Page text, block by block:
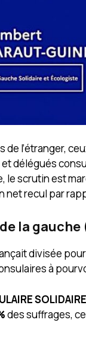
de l’étranger,
délégués
le scrutin est
net recul par
la
divisée
à
des suffrages,